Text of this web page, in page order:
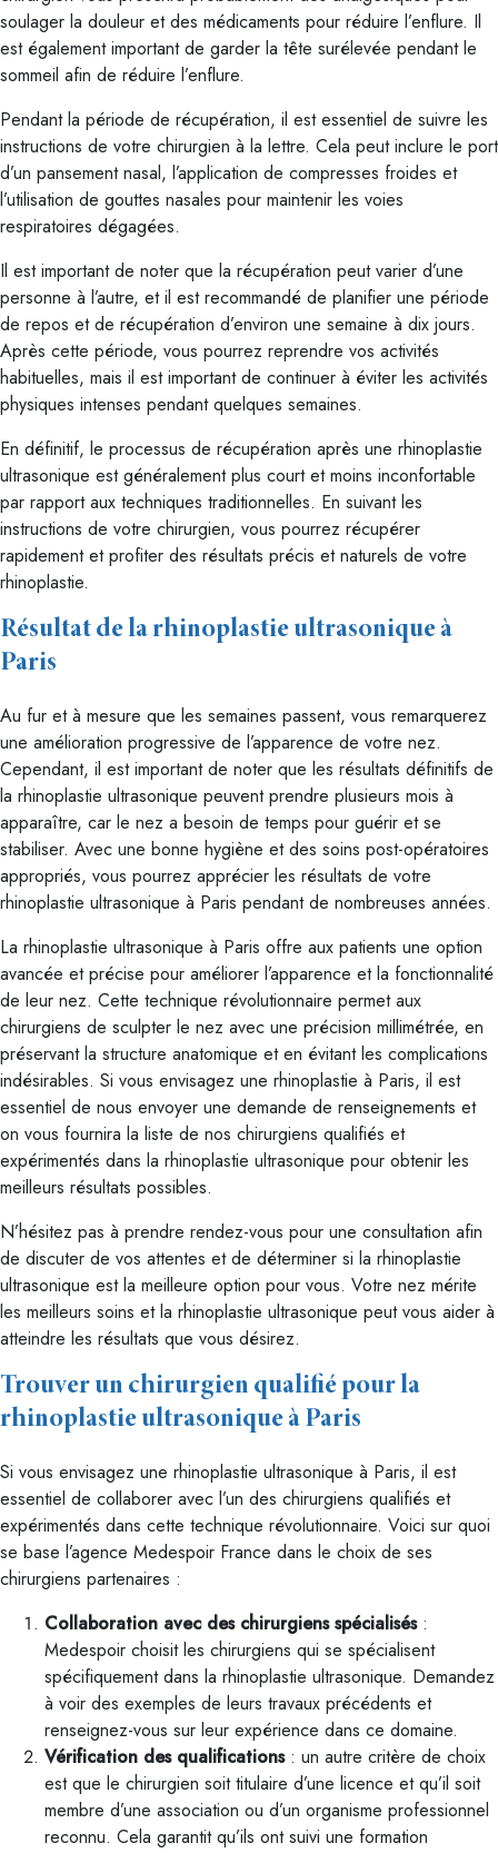
soulager la douleur et des médicaments pour réduire l’enflure. Il
est également important de garder la tête surélevée pendant le
sommeil afin de réduire l’enflure.
Pendant la période de récupération, il est essentiel de suivre les
instructions de votre chirurgien à la lettre. Cela peut inclure le port
d’un pansement nasal, l’application de compresses froides et
l’utilisation de gouttes nasales pour maintenir les voies
respiratoires dégagées.
Il est important de noter que la récupération peut varier d’une
personne à l’autre, et il est recommandé de planifier une période
de repos et de récupération d’environ une semaine à dix jours.
Après cette période, vous pourrez reprendre vos activités
habituelles, mais il est important de continuer à éviter les activités
physiques intenses pendant quelques semaines.
En définitif, le processus de récupération après une rhinoplastie
ultrasonique est généralement plus court et moins inconfortable
par rapport aux techniques traditionnelles. En suivant les
instructions de votre chirurgien, vous pourrez récupérer
rapidement et profiter des résultats précis et naturels de votre
rhinoplastie.
Résultat de la rhinoplastie ultrasonique à
Paris
Au fur et à mesure que les semaines passent, vous remarquerez
une amélioration progressive de l’apparence de votre nez.
Cependant, il est important de noter que les résultats définitifs de
la rhinoplastie ultrasonique peuvent prendre plusieurs mois à
apparaître, car le nez a besoin de temps pour guérir et se
stabiliser. Avec une bonne hygiène et des soins post-opératoires
appropriés, vous pourrez apprécier les résultats de votre
rhinoplastie ultrasonique à Paris pendant de nombreuses années.
La rhinoplastie ultrasonique à Paris offre aux patients une option
avancée et précise pour améliorer l’apparence et la fonctionnalité
de leur nez. Cette technique révolutionnaire permet aux
chirurgiens de sculpter le nez avec une précision millimétrée, en
préservant la structure anatomique et en évitant les complications
indésirables. Si vous envisagez une rhinoplastie à Paris, il est
essentiel de nous envoyer une demande de renseignements et
on vous fournira la liste de nos chirurgiens qualifiés et
expérimentés dans la rhinoplastie ultrasonique pour obtenir les
meilleurs résultats possibles.
N’hésitez pas à prendre rendez-vous pour une consultation afin
de discuter de vos attentes et de déterminer si la rhinoplastie
ultrasonique est la meilleure option pour vous. Votre nez mérite
les meilleurs soins et la rhinoplastie ultrasonique peut vous aider à
atteindre les résultats que vous désirez.
Trouver un chirurgien qualifié pour la
rhinoplastie ultrasonique à Paris
Si vous envisagez une rhinoplastie ultrasonique à Paris, il est
essentiel de collaborer avec l’un des chirurgiens qualifiés et
expérimentés dans cette technique révolutionnaire. Voici sur quoi
se base l’agence Medespoir France dans le choix de ses
chirurgiens partenaires :
Collaboration avec des chirurgiens spécialisés:
Medespoir choisit les chirurgiens qui se spécialisent
spécifiquement dans la rhinoplastie ultrasonique. Demandez
à voir des exemples de leurs travaux précédents et
renseignez-vous sur leur expérience dans ce domaine.
Vérification des qualifications: un autre critère de choix
est que le chirurgien soit titulaire d’une licence et qu’il soit
membre d’une association ou d’un organisme professionnel
reconnu. Cela garantit qu’ils ont suivi une formation